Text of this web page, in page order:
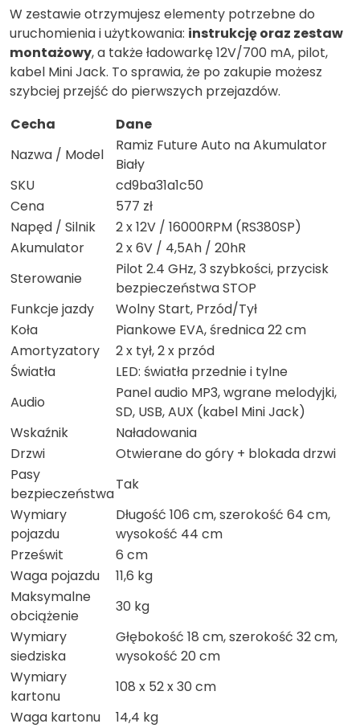
W zestawie otrzymujesz elementy potrzebne do
uruchomienia i użytkowania: instrukcję oraz zestaw
montażowy, a także ładowarkę 12V/700 mA, pilot,
kabel Mini Jack. To sprawia, że po zakupie możesz
szybciej przejść do pierwszych przejazdów.
Cecha
Dane
Nazwa / Model
Ramiz Future Auto na Akumulator
Biały
SKU
cd9ba31a1c50
Cena
577 zł
Napęd / Silnik
2 x 12V / 16000RPM (RS380SP)
Akumulator
2 x 6V / 4,5Ah / 20hR
Sterowanie
Pilot 2.4 GHz, 3 szybkości, przycisk
bezpieczeństwa STOP
Funkcje jazdy
Wolny Start, Przód/Tył
Koła
Piankowe EVA, średnica 22 cm
Amortyzatory
2 x tył, 2 x przód
Światła
LED: światła przednie i tylne
Audio
Panel audio MP3, wgrane melodyjki,
SD, USB, AUX (kabel Mini Jack)
Wskaźnik
Naładowania
Drzwi
Otwierane do góry + blokada drzwi
Pasy
bezpieczeństwa
Tak
Wymiary
pojazdu
Długość 106 cm, szerokość 64 cm,
wysokość 44 cm
Prześwit
6 cm
Waga pojazdu
11,6 kg
Maksymalne
obciążenie
30 kg
Wymiary
siedziska
Głębokość 18 cm, szerokość 32 cm,
wysokość 20 cm
Wymiary
kartonu
108 x 52 x 30 cm
Waga kartonu
14,4 kg